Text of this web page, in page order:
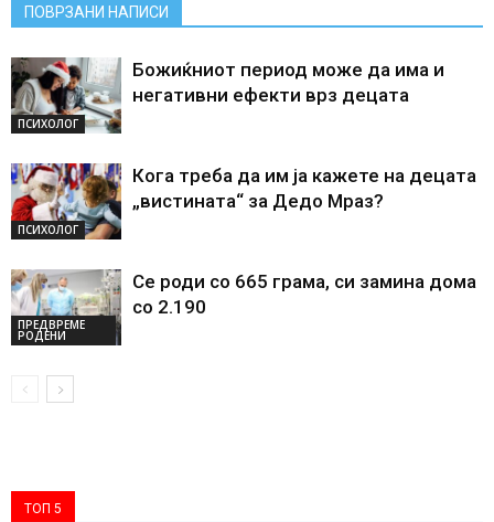
ПОВРЗАНИ НАПИСИ
ПСИХОЛОГ
Божиќниот период може да има и
негативни ефекти врз децата
ПСИХОЛОГ
Кога треба да им ја кажете на децата
„вистината“ за Дедо Мраз?
ПРЕДВРЕМЕ
РОДЕНИ
Се роди со 665 грама, си замина дома
со 2.190
ТОП 5